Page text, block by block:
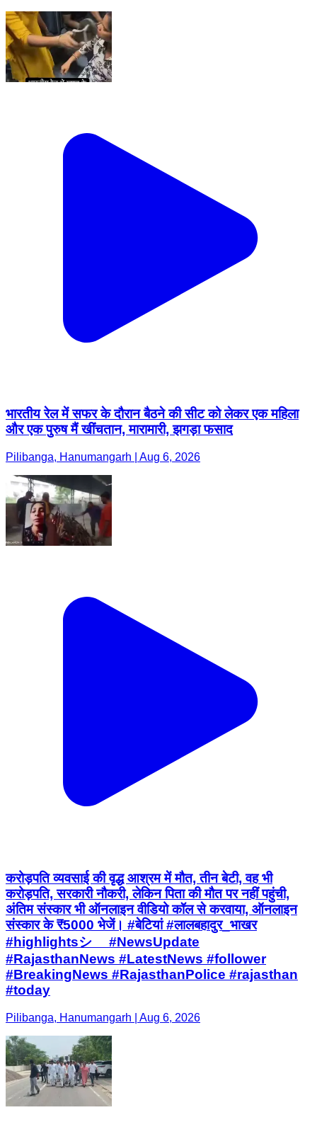
भारतीय रेल में सफर के दौरान बैठने की सीट को लेकर एक महिला
और एक पुरुष मैं खींचतान, मारामारी, झगड़ा फसाद
Pilibanga, Hanumangarh | Aug 6, 2026
करोड़पति व्यवसाई की वृद्ध आश्रम में मौत, तीन बेटी, वह भी
करोड़पति, सरकारी नौकरी, लेकिन पिता की मौत पर नहीं पहुंची,
अंतिम संस्कार भी ऑनलाइन वीडियो कॉल से करवाया, ऑनलाइन
संस्कार के ₹5000 भेजें। #बेटियां #लालबहादुर_भाखर
#highlightsシ゚ #NewsUpdate
#RajasthanNews #LatestNews #follower
#BreakingNews #RajasthanPolice #rajasthan
#today
Pilibanga, Hanumangarh | Aug 6, 2026